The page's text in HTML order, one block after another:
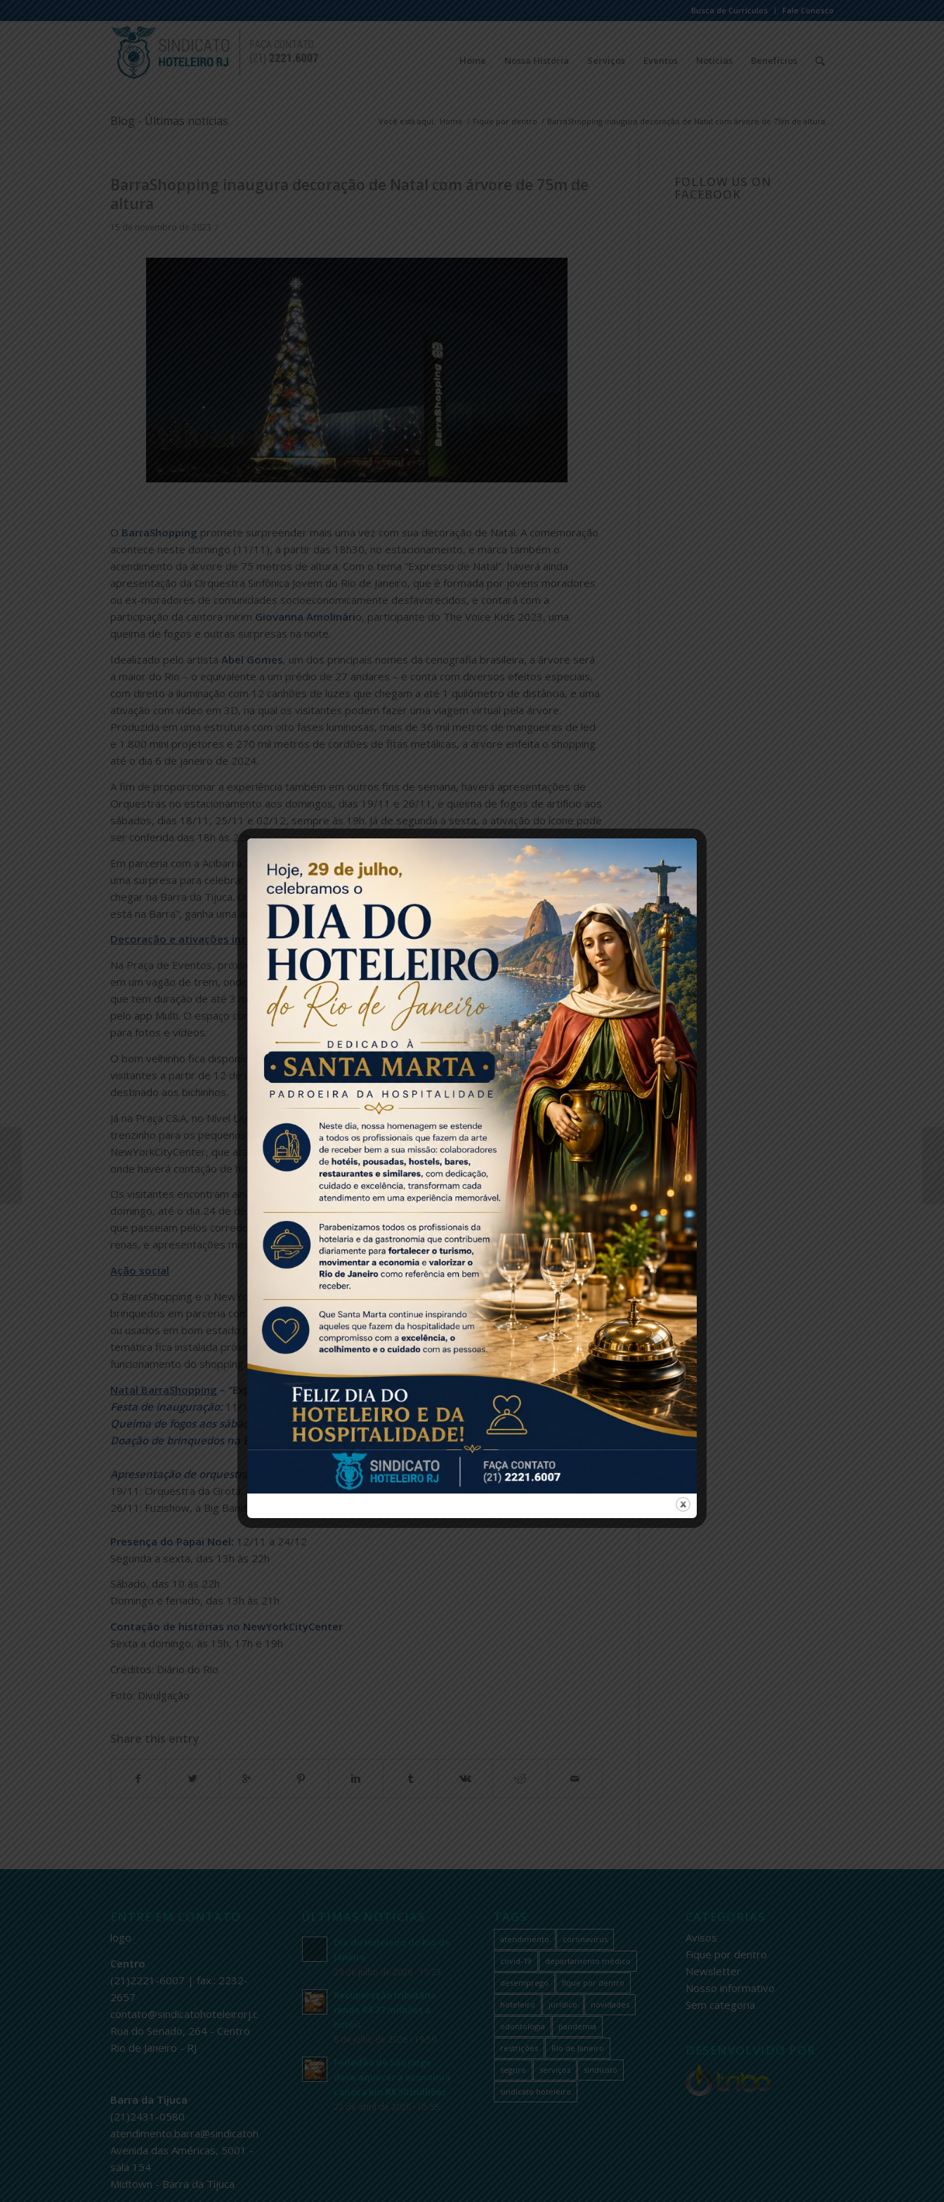
Busca de Currículos Fale Conosco
Home Nossa História Serviços Eventos Notícias Benefícios
Blog - Últimas notícias Você está aqui: Home / Fique por dentro / BarraShopping inaugura decoração de Natal com árvore de 75m de altura...
BarraShopping inaugura decoração de Natal com árvore de 75m de
altura
15 de novembro de 2023 /
O BarraShopping promete surpreender mais uma vez com sua decoração de Natal. A comemoração
acontece neste domingo (11/11), a partir das 18h30, no estacionamento, e marca também o
acendimento da árvore de 75 metros de altura. Com o tema “Expresso de Natal”, haverá ainda
apresentação da Orquestra Sinfônica Jovem do Rio de Janeiro, que é formada por jovens moradores
ou ex-moradores de comunidades socioeconomicamente desfavorecidos, e contará com a
participação da cantora mirim Giovanna Amolinário, participante do The Voice Kids 2023, uma
queima de fogos e outras surpresas na noite.
Idealizado pelo artista Abel Gomes, um dos principais nomes da cenografia brasileira, a árvore será
a maior do Rio – o equivalente a um prédio de 27 andares – e conta com diversos efeitos especiais,
com direito a iluminação com 12 canhões de luzes que chegam a até 1 quilômetro de distância, e uma
ativação com vídeo em 3D, na qual os visitantes podem fazer uma viagem virtual pela árvore.
Produzida em uma estrutura com oito fases luminosas, mais de 36 mil metros de mangueiras de led
e 1.800 mini projetores e 270 mil metros de cordões de fitas metálicas, a árvore enfeita o shopping
até o dia 6 de janeiro de 2024.
A fim de proporcionar a experiência também em outros fins de semana, haverá apresentações de
Orquestras no estacionamento aos domingos, dias 19/11 e 26/11, e queima de fogos de artifício aos
sábados, dias 18/11, 25/11 e 02/12, sempre às 19h. Já de segunda a sexta, a ativação do ícone pode
ser conferida das 18h às 22h.
Em parceria com a Acibarra, Med-Rio e Prefeitura do Rio, o BarraShopping também preparou mais
uma surpresa para celebrar a data mais esperada do ano, dessa vez, na saída do Elevado do Joá ao
chegar na Barra da Tijuca. O local, que já é conhecido pelo totem com a clássica frase “Sorria, você
está na Barra”, ganha uma árvore com 8,3 metros de altura.
Decoração e ativações internas27
Na Praça de Eventos, próxima à Entrada I, a Estação Papai Noel oferece uma experiência imersiva
em um vagão de trem, onde painéis de LED simulam uma viagem natalina. Para participar do passeio,
que tem duração de até 3 minutos e capacidade máxima de 10 pessoas, será necessário inscrição
pelo app Multi. O espaço conta ainda com uma árvore de 10 metros de altura e diversos cenários
para fotos e vídeos.
O bom velhinho fica disponível para fotos e para atender os pedidos dos pequenos e grandes
visitantes a partir de 12 de novembro. Para os donos de PET, o espaço abriga ainda um trono
destinado aos bichinhos.
Já na Praça C&A, no Nível Lagoa, a “Estação Alegria” recebe uma árvore com 8 metros de altura e um
trenzinho para os pequenos. Além disso, cenários natalinos estarão espalhados por todo o mall. Já o
NewYorkCityCenter, que acaba de passar por uma revitalização, recebe a “Estação dos Sonhos”,
onde haverá contação de histórias para os pequenos em um lindo cenário.
Os visitantes encontram ainda uma programação especial dentro do empreendimento, de sexta a
domingo, até o dia 24 de dezembro. As ativações incluem 40 personagens com figurinos exclusivos,
que passeiam pelos corredores em pernas de pau, realizando acrobacias, fantasiados de duendes e
renas, e apresentações musicais nos corredores.
Ação social
O BarraShopping e o NewYorkCityCenter promovem mais uma vez a campanha de arrecadação de
brinquedos em parceria com a ONG Viva Rio. Os clientes são convidados a doarem brinquedos novos
ou usados em bom estado para serem destinados às crianças assistidas pela organização. A caixa
temática fica instalada próxima à Starbucks, no Nível Américas, durante todo o horário de
funcionamento do shopping até o dia 17/12.
Natal BarraShopping – “Expresso de Natal’
Festa de inauguração:11/11, às 19h
Queima de fogos aos sábados
: 18/11, 25/11 e 02/12, às 19h
Doação de brinquedos na Expansão 7: até 17/12
Apresentação de orquestras aos domingos, às 19h
19/11: Orquestra da Grota
26/11: Fuzishow, a Big Band da Marinha do Brasil
Presença do Papai Noel: 12/11 a 24/12
Segunda a sexta, das 13h às 22h
Sábado, das 10 às 22h
Domingo e feriado, das 13h às 21h
Contação de histórias no NewYorkCityCenter
Sexta a domingo, às 15h, 17h e 19h
Créditos: Diário do Rio
Foto: Divulgação
Share this entry
FOLLOW US ON
FACEBOOK
ENTRE EM CONTATO
logo
Centro
(21)2221-6007 | fax.: 2232-
2657
contato@sindicatohoteleirorj.com.br
Rua do Senado, 264 - Centro
Rio de Janeiro - RJ
Barra da Tijuca
(21)2431-0580
atendimento.barra@sindicatohoteleirorj.com.br
Avenida das Américas, 5001 -
sala 154
Midtown - Barra da Tijuca
ÚLTIMAS NOTÍCIAS
Dia do Hoteleiro do Rio de
Janeiro
29 de julho de 2026 - 15:23
Recuperação tributária
rende R$ 37 milhões a
hotéis
8 de julho de 2026 - 19:59
Feriadão de São Jorge
deve aquecer a economia
carioca em R$ 50 milhões
22 de abril de 2026 - 05:55
TAGS
atendimento coronavírus
covid-19 departamento médico
desemprego fique por dentro
hoteleiro jurídico novidades
odontologia pandemia
restrições Rio de Janeiro
seguro serviços sindicato
sindicato hoteleiro
CATEGORIAS
Avisos
Fique por dentro
Newsletter
Nosso informativo
Sem categoria
DESENVOLVIDO POR
Rio de Janeiro destaca
atrativos no Festuris